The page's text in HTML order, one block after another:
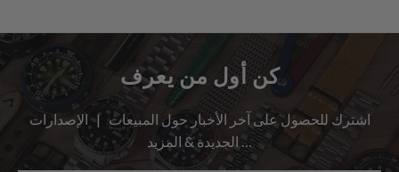
كن أول من يعرف
اشترك للحصول على آخر الأخبار حول المبيعات | الإصدارات
الجديدة & المزيد …